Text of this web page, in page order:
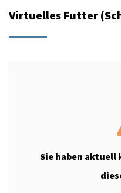
Virtuelles Futter
Sie haben